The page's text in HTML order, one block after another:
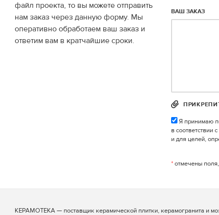
файл проекта, то вы можете отправить
нам заказ через данную форму. Мы
оперативно обработаем ваш заказ и
ответим вам в кратчайшие сроки.
ВАШ ЗАКАЗ
Я принимаю
в
и для целей,
*отмечены
КЕРАМОТЕКА — поставщик керамической плитки, керамогранита и